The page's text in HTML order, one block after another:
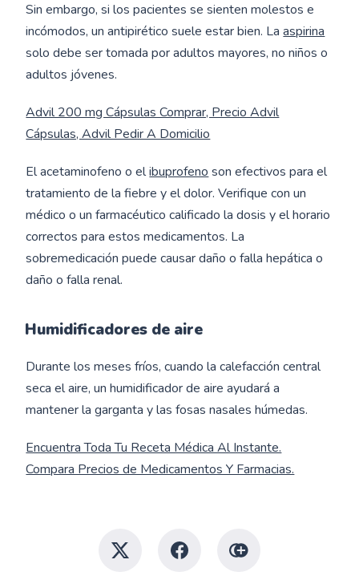
Sin embargo, si los pacientes se sienten molestos e
incómodos, un antipirético suele estar bien. Laaspirina
solo debe ser tomada por adultos mayores, no niños o
adultos jóvenes.
Advil 200 mg Cápsulas Comprar, Precio Advil
Cápsulas, Advil Pedir A Domicilio
El acetaminofeno o elibuprofeno son efectivos para el
tratamiento de la fiebre y el dolor. Verifique con un
médico o un farmacéutico calificado la dosis y el horario
correctos para estos medicamentos. La
sobremedicación puede causar daño o falla hepática o
daño o falla renal.
Humidificadores de aire
Durante los meses fríos, cuando la calefacción central
seca el aire, un humidificador de aire ayudará a
mantener la garganta y las fosas nasales húmedas.
Encuentra Toda Tu Receta Médica Al Instante.
Compara Precios de Medicamentos Y Farmacias.